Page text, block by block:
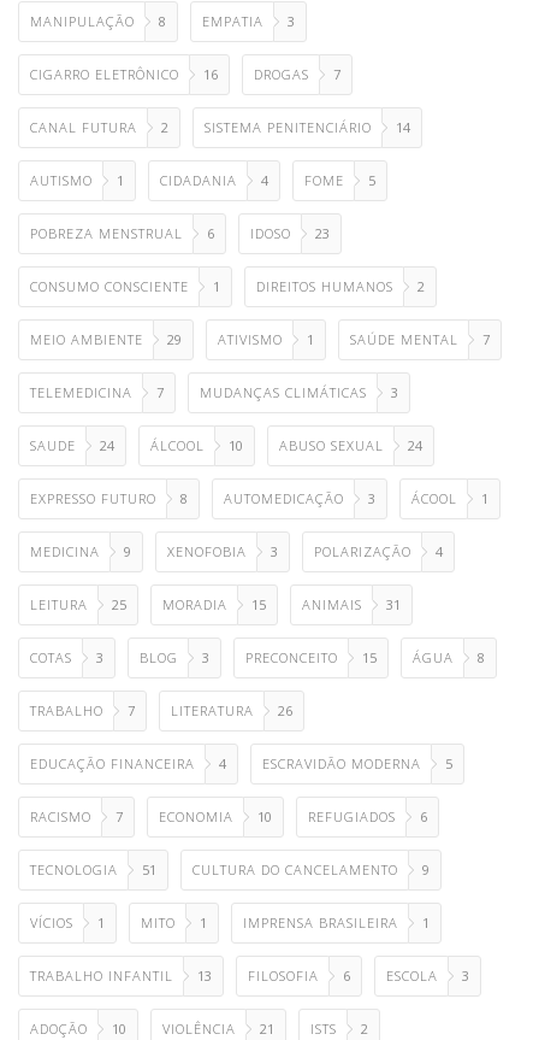
MANIPULAÇÃO 8 EMPATIA 3
CIGARRO ELETRÔNICO 16 DROGAS 7
CANAL FUTURA 2 SISTEMA PENITENCIÁRIO 14
AUTISMO 1 CIDADANIA 4 FOME 5
POBREZA MENSTRUAL 6 IDOSO 23
CONSUMO CONSCIENTE 1 DIREITOS HUMANOS 2
MEIO AMBIENTE 29 ATIVISMO 1 SAÚDE MENTAL 7
TELEMEDICINA 7 MUDANÇAS CLIMÁTICAS 3
SAUDE 24 ÁLCOOL 10 ABUSO SEXUAL 24
EXPRESSO FUTURO 8 AUTOMEDICAÇÃO 3 ÁCOOL 1
MEDICINA 9 XENOFOBIA 3 POLARIZAÇÃO 4
LEITURA 25 MORADIA 15 ANIMAIS 31
COTAS 3 BLOG 3 PRECONCEITO 15 ÁGUA 8
TRABALHO 7 LITERATURA 26
EDUCAÇÃO FINANCEIRA 4 ESCRAVIDÃO MODERNA 5
RACISMO 7 ECONOMIA 10 REFUGIADOS 6
TECNOLOGIA 51 CULTURA DO CANCELAMENTO 9
VÍCIOS 1 MITO 1 IMPRENSA BRASILEIRA 1
TRABALHO INFANTIL 13 FILOSOFIA 6 ESCOLA 3
ADOÇÃO 10 VIOLÊNCIA 21 ISTS 2